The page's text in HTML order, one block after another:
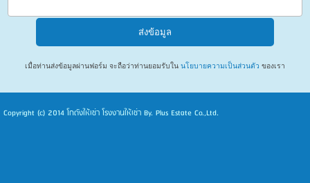
เมื่อท่านส่งข้อมูลผ่านฟอร์ม จะถือว่าท่านยอมรับในนโยบายความเป็นส่วนตัว ของเรา
Copyright (c) 2014โกดังให้เช่า โรงงานให้เช่า By. Plus Estate Co.,Ltd.